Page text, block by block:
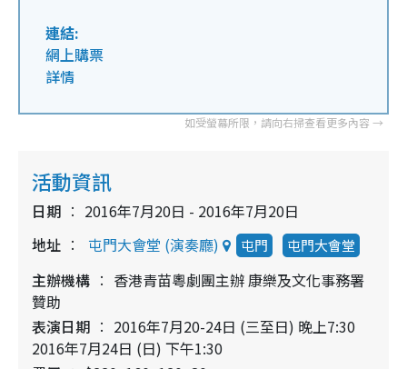
連結:
網上購票
詳情
活動資訊
日期
2016年7月20日 - 2016年7月20日
地址
屯門大會堂 (演奏廳) 屯門 屯門大會堂
主辦機構
香港青苗粵劇團主辦 康樂及文化事務署
贊助
表演日期
2016年7月20-24日 (三至日) 晚上7:30
2016年7月24日 (日) 下午1:30